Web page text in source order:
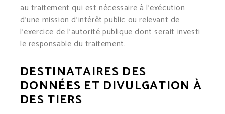
au traitement qui est nécessaire à l’exécution
d’une mission d’intérêt public ou relevant de
l’exercice de l’autorité publique dont serait investi
le responsable du traitement.
DESTINATAIRES DES
DONNÉES ET DIVULGATION À
DES TIERS